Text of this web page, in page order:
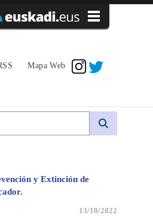
Mapa Web
y Extinción de
13/10/2022